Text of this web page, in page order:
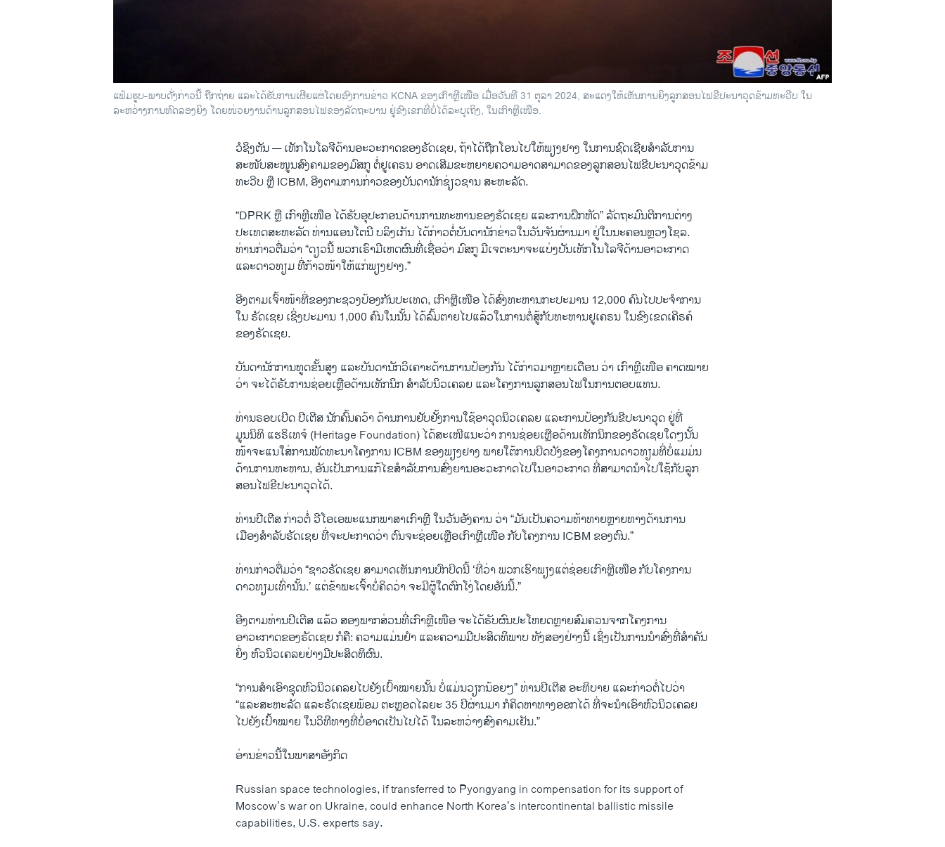
ແຟ້ມຮູບ-ພາບດັ່ງກ່າວນີ້ ຖືກຖ່າຍ ແລະໄດ້ຮັບການເຜີຍແຜ່ໂດຍອົງການຂ່າວ KCNA ຂອງເກົາຫຼີເໜືອ ເມື່ອວັນທີ 31 ຕຸລາ 2024, ສະແດງໃຫ້ເຫັນການຍິງລູກສອນໄຟຂີປະນາວຸດຂ້າມທະວີບ ໃນ
ລະຫວ່າງການທົດລອງຍິງ ໂດຍໜ່ວຍງານດ້ານລູກສອນໄຟຂອງລັດຖະບານ ຢູ່ຂົງເຂກທີ່ບໍ່ໄດ້ລະບຸເຖິງ, ໃນເກົາຫຼີເໜືອ.
ວໍຊິງຕັນ —ເທັກໂນໂລຈີດ້ານອະວະກາດຂອງຣັດເຊຍ, ຖ້າໄດ້ຖືກໂອນໄປໃຫ້ພຽງຢາງ ໃນການຊົດເຊີຍສຳລັບການ
ສະໜັບສະໜູນສົງຄາມຂອງມົສກູ ຕໍ່ຢູເຄຣນ ອາດເສີມຂະຫຍາຍຄວາມອາດສາມາດຂອງລູກສອນໄຟຂີປະນາວຸດຂ້າມ
ທະວີບ ຫຼື ICBM, ອີງຕາມການກ່າວຂອງບັນດານັກຊ່ຽວຊານ ສະຫະລັດ.
“DPRK ຫຼື ເກົາຫຼີເໜືອ ໄດ້ຮັບອຸປະກອນດ້ານການທະຫານຂອງຣັດເຊຍ ແລະການຝຶກຫັດ” ລັດຖະມົນຕີການຕ່າງ
ປະເທດສະຫະລັດ ທ່ານແອນໂຕນີ ບລິງເກັນ ໄດ້ກ່າວຕໍ່ບັນດານັກຂ່າວໃນວັນຈັນຜ່ານມາ ຢູ່ໃນນະຄອນຫຼວງໂຊລ.
ທ່ານກ່າວຕື່ມວ່າ “ດຽວນີ້ ພວກເຮົາມີເຫດຜົນທີ່ເຊື່ອວ່າ ມົສກູ ມີເຈຕະນາຈະແບ່ງປັນເທັກໂນໂລຈີດ້ານອາວະກາດ
ແລະດາວທຽມ ທີ່ກ້າວໜ້າໃຫ້ແກ່ພຽງຢາງ.”
ອີງຕາມເຈົ້າໜ້າທີ່ຂອງກະຊວງປ້ອງກັນປະເທດ, ເກົາຫຼີເໜືອ ໄດ້ສົ່ງທະຫານກະປະມານ 12,000 ຄົນໄປປະຈຳການ
ໃນ ຣັດເຊຍ ເຊິ່ງປະມານ 1,000 ຄົນໃນນັ້ນ ໄດ້ລົ້ມຕາຍໄປແລ້ວໃນການຕໍ່ສູ້ກັບທະຫານຢູເຄຣນ ໃນຂົງເຂດເຄີຣຄ໌
ຂອງຣັດເຊຍ.
ບັນດານັກການທູດຂັ້ນສູງ ແລະບັນດານັກວິເຄາະດ້ານການປ້ອງກັນ ໄດ້ກ່າວມາຫຼາຍເດືອນ ວ່າ ເກົາຫຼີເໜືອ ຄາດໝາຍ
ວ່າ ຈະໄດ້ຮັບການຊ່ອຍເຫຼືອດ້ານເທັກນິກ ສຳລັບນິວເຄລຍ ແລະໂຄງການລູກສອນໄຟໃນການຕອບແທນ.
ທ່ານຣອບເບີດ ປີເຕີສ ນັກຄົ້ນຄວ້າ ດ້ານການຢັບຢັ້ງການໃຊ້ອາວຸດນິວເຄລຍ ແລະການປ້ອງກັນຂີປະນາວຸດ ຢູ່ທີ່
ມູນນິທິ ແຮຣິເທຈ໌ (Heritage Foundation) ໄດ້ສະເໜີແນະວ່າ ການຊ່ອຍເຫຼືອດ້ານເທັກນິກຂອງຣັດເຊຍໃດໆນັ້ນ
ໜ້າຈະແນໃສ່ການພັດທະນາໂຄງການ ICBM ຂອງພຽງຢາງ ພາຍໃຕ້ການປິດບັງຂອງໂຄງການດາວທຽມທີ່ບໍ່ແມມ່ນ
ດ້ານການທະຫານ, ອັນເປັນການແກ້ໄຂສຳລັບການສົ່ງຍານອະວະກາດໄປໃນອາວະກາດ ທີ່ສາມາດນຳໄປໃຊ້ກັບລູກ
ສອນໄຟຂີປະນາວຸດໄດ້.
ທ່ານປີເຕີສ ກ່າວຕໍ່ ວີໂອເອພະແນກພາສາເກົາຫຼີ ໃນວັນອັງຄານ ວ່າ “ມັນເປັນຄວາມທ້າທາຍຫຼາຍທາງດ້ານການ
ເມືອງສຳລັບຣັດເຊຍ ທີ່ຈະປະກາດວ່າ ຕົນຈະຊ່ອຍເຫຼືອເກົາຫຼີເໜືອ ກັບໂຄງການ ICBM ຂອງຕົນ.”
ທ່ານກ່າວຕື່ມວ່າ “ຊາວຣັດເຊຍ ສາມາດເຫັນການປົກປິດນີ້ ‘ທີ່ວ່າ ພວກເຮົາພຽງແຕ່ຊ່ອຍເກົາຫຼີເໜືອ ກັບໂຄງການ
ດາວທຽມເທົ່ານັ້ນ.’ ແຕ່ຂ້າພະເຈົ້າບໍ່ຄິດວ່າ ຈະມີຜູ້ໃດຕົກໂງ່ໂດຍອັນນີ້.”
ອີງຕາມທ່ານປີເຕີສ ແລ້ວ ສອງພາກສ່ວນທີ່ເກົາຫຼີເໜືອ ຈະໄດ້ຮັບຜົນປະໂຫຍດຫຼາຍສົມຄວນຈາກໂຄງການ
ອາວະກາດຂອງຣັດເຊຍ ກໍຄື: ຄວາມແມ່ນຢຳ ແລະຄວາມມີປະສິດທິພາບ ທັງສອງຢ່າງນີ້ ເຊິ່ງເປັນການນຳສົ່ງທີ່ສຳຄັນ
ຍິ່ງ ຫົວນິວເຄລຍຢ່າງມີປະສິດທິຜົນ.
“ການສຳເອົາຊຸດຫົວນິວເຄລຍໄປຍັງເປົ້າໝາຍນັ້ນ ບໍ່ແມ່ນວຽກນ້ອຍໆ” ທ່ານປີເຕີສ ອະທິບາຍ ແລະກ່າວຕໍ່ໄປວ່າ
“ແລະສະຫະລັດ ແລະຣັດເຊຍພ້ອມ ຕະຫຼອດໄລຍະ 35 ປີຜ່ານມາ ກໍຄິດຫາທາງອອກໄດ້ ທີ່ຈະນຳເອົາຫົວນິວເຄລຍ
ໄປຍັງເປົ້າໝາຍ ໃນວິທີທາງທີ່ບໍ່ອາດເປັນໄປໄດ້ ໃນລະຫວ່າງສົງຄາມເຢັນ.”
ອ່ານຂ່າວນີ້ໃນພາສາອັງກິດ
Russian space technologies, if transferred to Pyongyang in compensation for its support of
Moscow’s war on Ukraine, could enhance North Korea’s intercontinental ballistic missile
capabilities, U.S. experts say.